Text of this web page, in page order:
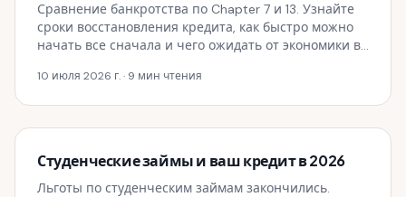
Сравнение банкротства по Chapter 7 и 13. Узнайте
сроки восстановления кредита, как быстро можно
начать все сначала и чего ожидать от экономики в
10 июля 2026 г.· 9 мин чтения
Студенческие займы и ваш кредит в 2026
Льготы по студенческим займам закончились.